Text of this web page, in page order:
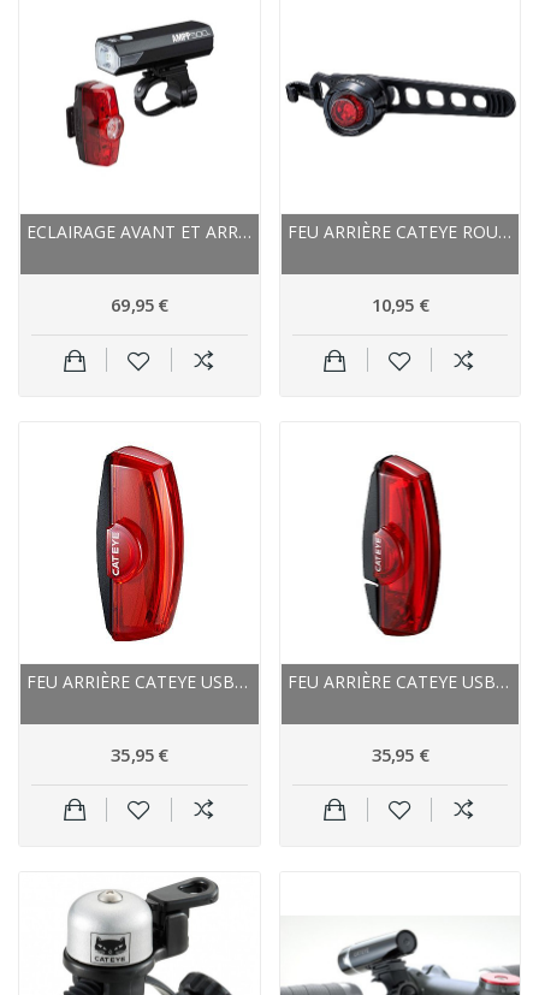
ECLAIRAGE AVANT ET ARRIÈRE CATEYE USB AMPP 500...
69,95 €
FEU ARRIÈRE CATEYE ROUGE À PILE ORB NOIR VERNI
10,95 €
FEU ARRIÈRE CATEYE USB ROUGE DE SÉCURITÉ RAPID...
35,95 €
FEU ARRIÈRE CATEYE USB ROUGE DE SÉCURITÉ RAPID...
35,95 €